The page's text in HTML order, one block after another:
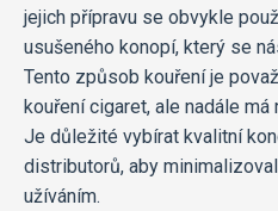
jejich přípravu se obvykle
usušeného konopí, který se
Tento způsob kouření je
kouření cigaret, ale nadále
Je důležité vybírat kvalitní
distributorů, aby
užíváním.